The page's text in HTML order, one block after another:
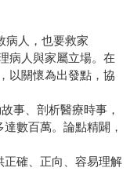
病人，也要救家
病人與家屬立場。在
以關懷為出發點，協
事、剖析醫療時事，
數百萬。論點精闢，
正確、正向、容易理解